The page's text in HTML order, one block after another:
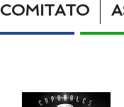
COMITATO